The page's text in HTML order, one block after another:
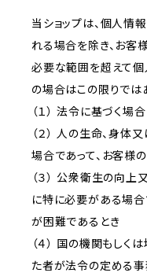
当ショップは、個人情
れる場合を除き、お客
必要な範囲を超えて個
の場合はこの限りでは
（１） 法令に基づく場合
（２） 人の生命、身
場合であって、お客様
（３） 公衆衛生の向
に特に必要がある場合
が困難であるとき
（４） 国の機関もし
た者が法令の定める事